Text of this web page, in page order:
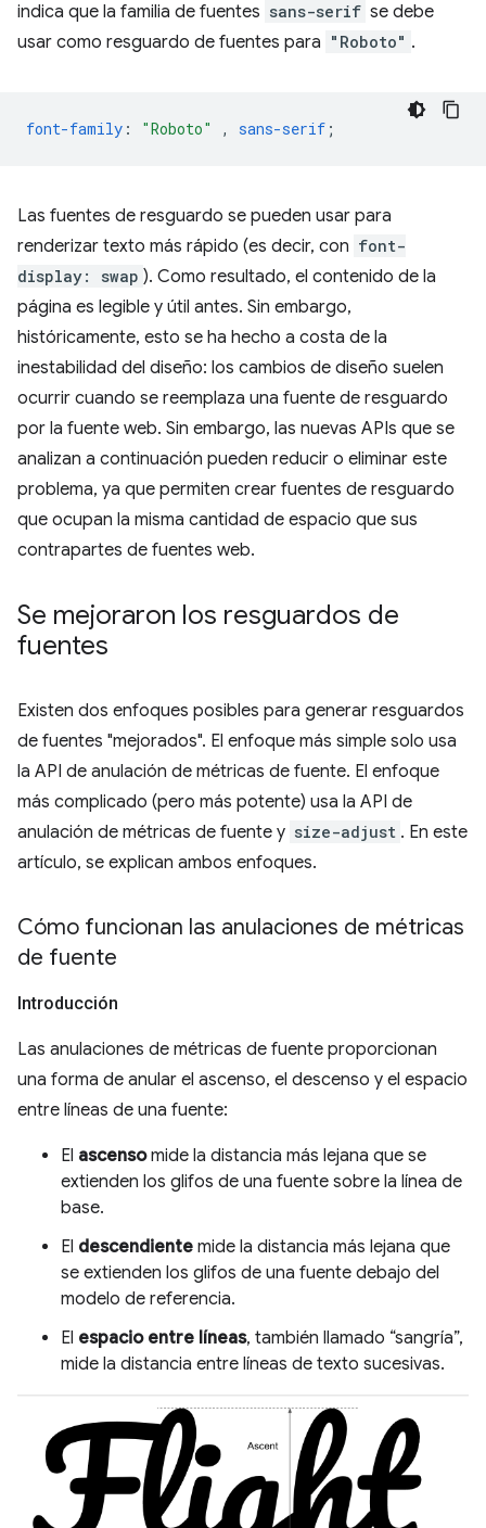
indica que la familia de fuentes sans-serif se debe
usar como resguardo de fuentes para "Roboto" .
font-family : "Roboto" , sans-serif ;
Las fuentes de resguardo se pueden usar para
renderizar texto más rápido (es decir, con font-
display: swap ). Como resultado, el contenido de la
página es legible y útil antes. Sin embargo,
históricamente, esto se ha hecho a costa de la
inestabilidad del diseño: los cambios de diseño suelen
ocurrir cuando se reemplaza una fuente de resguardo
por la fuente web. Sin embargo, las nuevas APIs que se
analizan a continuación pueden reducir o eliminar este
problema, ya que permiten crear fuentes de resguardo
que ocupan la misma cantidad de espacio que sus
contrapartes de fuentes web.
Se mejoraron los resguardos de
fuentes
Existen dos enfoques posibles para generar resguardos
de fuentes "mejorados". El enfoque más simple solo usa
la API de anulación de métricas de fuente. El enfoque
más complicado (pero más potente) usa la API de
anulación de métricas de fuente y size-adjust . En este
artículo, se explican ambos enfoques.
Cómo funcionan las anulaciones de métricas
de fuente
Introducción
Las anulaciones de métricas de fuente proporcionan
una forma de anular el ascenso, el descenso y el espacio
entre líneas de una fuente:
El ascensomide la distancia más lejana que se
extienden los glifos de una fuente sobre la línea de
base.
El descendiente mide la distancia más lejana que
se extienden los glifos de una fuente debajo del
modelo de referencia.
El espacio entre líneas, también llamado “sangría”,
mide la distancia entre líneas de texto sucesivas.